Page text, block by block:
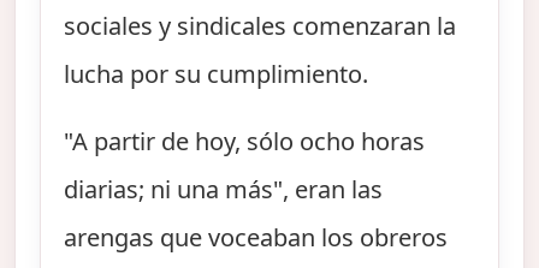
sociales y sindicales comenzaran la
lucha por su cumplimiento.
"A partir de hoy, sólo ocho horas
diarias; ni una más", eran las
arengas que voceaban los obreros